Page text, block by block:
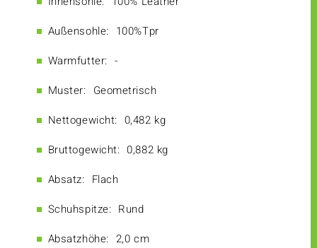
Außensohle: 100%Tpr
Warmfutter: -
Muster: Geometrisch
Nettogewicht: 0,482 kg
Bruttogewicht: 0,882 kg
Absatz: Flach
Schuhspitze: Rund
Absatzhöhe: 2,0 cm